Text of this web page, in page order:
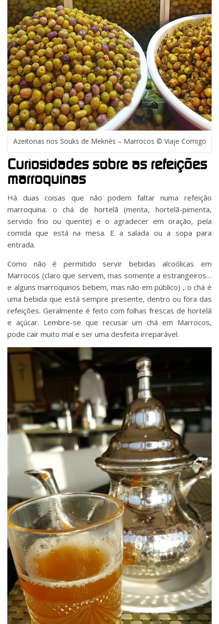
Azeitonas nos Souks de Meknès – Marrocos © Viaje Comigo
Curiosidades sobre as refeições
marroquinas
Há duas coisas que não podem faltar numa refeição
marroquina: o chá de hortelã (menta, hortelã-pimenta,
servido frio ou quente) e o agradecer em oração, pela
comida que está na mesa. E a salada ou a sopa para
entrada.
Como não é permitido servir bebidas alcoólicas em
Marrocos (claro que servem, mas somente a estrangeiros…
e alguns marroquinos bebem, mas não em público) , o chá é
uma bebida que está sempre presente, dentro ou fora das
refeições. Geralmente é feito com folhas frescas de hortelã
e açúcar. Lembre-se que recusar um chá em Marrocos,
pode cair muito mal e ser uma desfeita irreparável.